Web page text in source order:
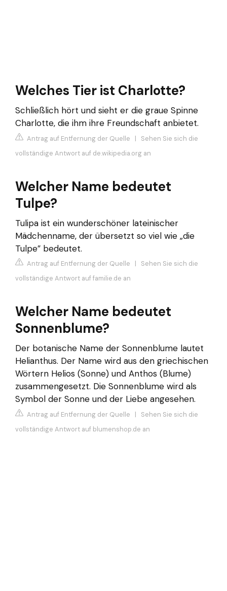
Welches Tier ist Charlotte?
Schließlich hört und sieht er die graue Spinne
Charlotte, die ihm ihre Freundschaft anbietet.
Antrag auf Entfernung der Quelle | Sehen Sie sich die
vollständige Antwort auf de.wikipedia.org an
Welcher Name bedeutet
Tulpe?
Tulipa ist ein wunderschöner lateinischer
Mädchenname, der übersetzt so viel wie „die
Tulpe” bedeutet.
Antrag auf Entfernung der Quelle | Sehen Sie sich die
vollständige Antwort auf familie.de an
Welcher Name bedeutet
Sonnenblume?
Der botanische Name der Sonnenblume lautet
Helianthus. Der Name wird aus den griechischen
Wörtern Helios (Sonne) und Anthos (Blume)
zusammengesetzt. Die Sonnenblume wird als
Symbol der Sonne und der Liebe angesehen.
Antrag auf Entfernung der Quelle | Sehen Sie sich die
vollständige Antwort auf blumenshop.de an